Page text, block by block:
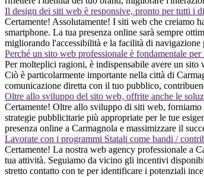
Il design dei siti web è responsive, pronto per tutti i
Certamente! Assolutamente! I siti web che creiamo
smartphone. La tua presenza online sarà sempre
migliorando l'accessibilità e la facilità di
Perché un sito web professionale è fondamentale
Per molteplici ragioni, è indispensabile avere un
Ciò è particolarmente importante nella città di
comunicazione diretta con il tuo pubblico,
Oltre allo sviluppo del sito web, offrite anche le
Certamente! Oltre allo sviluppo di siti web, forniamo
strategie pubblicitarie più appropriate per le tue
presenza online a Carmagnola e massimizzare il
Lavorate con i programmi Statali come bandi /
Certamente! La nostra web agency professionale a
tua attività. Seguiamo da vicino gli incentivi
stretto contatto con te per identificare i potenziali